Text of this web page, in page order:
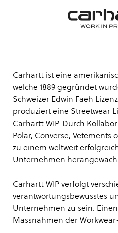
Carhartt ist eine
welche 1889 gegründet
Schweizer Edwin Faeh
produziert eine Streetwear
Carhartt WIP. Durch
Polar, Converse, Vetements
zu einem weltweit
Unternehmen
Carhartt WIP verfolgt
verantwortungsbewusstes
Unternehmen zu sein.
Massnahmen der